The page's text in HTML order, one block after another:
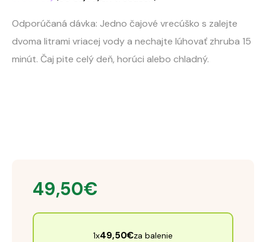
Odporúčaná dávka: Jedno čajové vrecúško s zalejte
dvoma litrami vriacej vody a nechajte lúhovať zhruba 15
minút. Čaj pite celý deň, horúci alebo chladný.
49,50€
1x49,50€za balenie